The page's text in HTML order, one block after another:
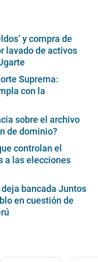
y compra de
lavado de activos
Suprema:
con la
sobre el archivo
de dominio?
controlan el
a las elecciones
bancada Juntos
en cuestión de